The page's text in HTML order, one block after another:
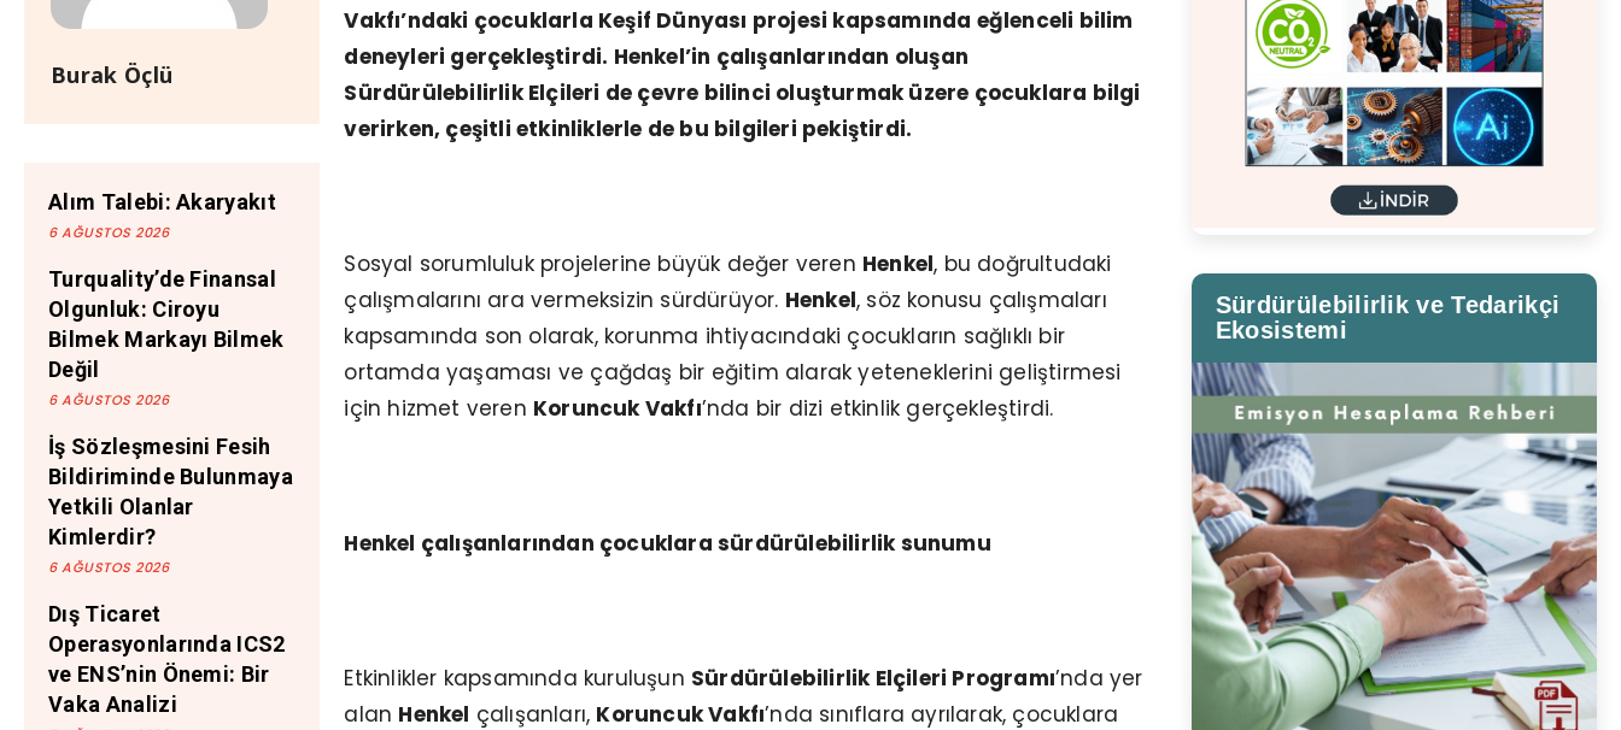
Burak Öçlü
Alım Talebi: Akaryakıt
6 AĞUSTOS 2026
Turquality’de Finansal
Olgunluk: Ciroyu
Bilmek Markayı Bilmek
Değil
6 AĞUSTOS 2026
İş Sözleşmesini Fesih
Bildiriminde Bulunmaya
Yetkili Olanlar
Kimlerdir?
6 AĞUSTOS 2026
Dış Ticaret
Operasyonlarında ICS2
ve ENS’nin Önemi: Bir
Vaka Analizi
Vakfı’ndaki çocuklarla Keşif Dünyası projesi kapsamında eğlenceli bilim
deneyleri gerçekleştirdi. Henkel’in çalışanlarından oluşan
Sürdürülebilirlik Elçileri de çevre bilinci oluşturmak üzere çocuklara bilgi
verirken, çeşitli etkinliklerle de bu bilgileri pekiştirdi.
Sosyal sorumluluk projelerine büyük değer veren Henkel, bu doğrultudaki
çalışmalarını ara vermeksizin sürdürüyor. Henkel, söz konusu çalışmaları
kapsamında son olarak, korunma ihtiyacındaki çocukların sağlıklı bir
ortamda yaşaması ve çağdaş bir eğitim alarak yeteneklerini geliştirmesi
için hizmet veren Koruncuk Vakfı’nda bir dizi etkinlik gerçekleştirdi.
Henkel çalışanlarından çocuklara sürdürülebilirlik sunumu
Etkinlikler kapsamında kuruluşun Sürdürülebilirlik Elçileri Programı’nda yer
alan Henkel çalışanları, Koruncuk Vakfı’nda sınıflara ayrılarak, çocuklara
Sürdürülebilirlik ve Tedarikçi
Ekosistemi